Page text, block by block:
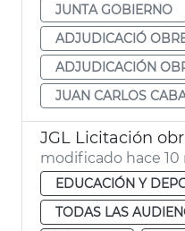
JUNTA GOBIERNO
ADJUDICACIÓ
ADJUDICACIÓN
JUAN CARLOS
modificado hace 10
EDUCACIÓN Y
TODAS LAS